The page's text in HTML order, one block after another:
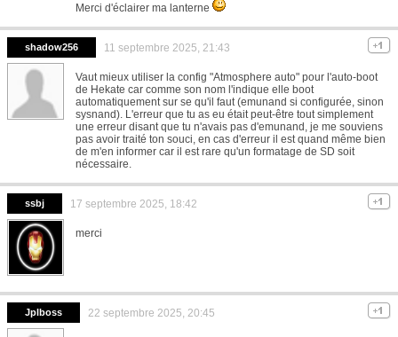
Merci d'éclairer ma lanterne
shadow256 11 septembre 2025, 21:43
Vaut mieux utiliser la config "Atmosphere auto" pour l'auto-boot
de Hekate car comme son nom l'indique elle boot
automatiquement sur se qu'il faut (emunand si configurée, sinon
sysnand). L'erreur que tu as eu était peut-être tout simplement
une erreur disant que tu n'avais pas d'emunand, je me souviens
pas avoir traité ton souci, en cas d'erreur il est quand même bien
de m'en informer car il est rare qu'un formatage de SD soit
nécessaire.
ssbj 17 septembre 2025, 18:42
merci
Jplboss 22 septembre 2025, 20:45